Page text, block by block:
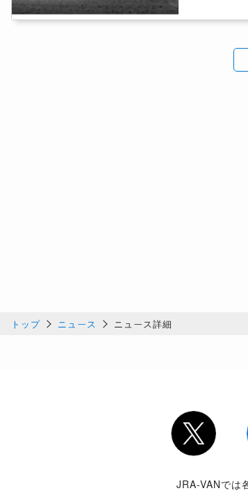
トップ ニュース ニュース詳細
Twitter
JRA-VANでは